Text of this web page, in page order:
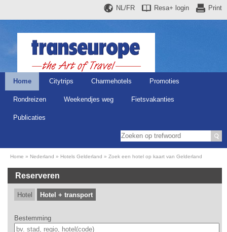
Print
Resa+ login
NL/FR
Home Citytrips Charmehotels Promoties
Rondreizen Weekendjes weg Fietsvakanties
Publicaties
Home Nederland Hotels Gelderland Zoek een hotel op kaart van Gelderland
Reserveren
Hotel Hotel + transport
Bestemming